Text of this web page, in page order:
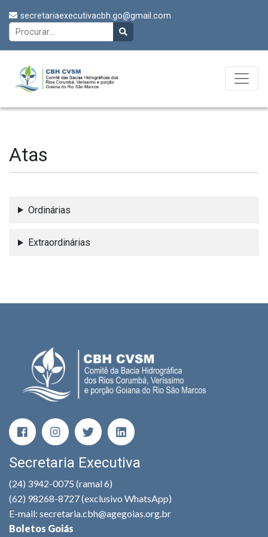
secretariaexecutivacbh.go@gmail.com
Atas
Ordinárias
Extraordinárias
Secretaria Executiva
(24) 3942-0075 (ramal 6)
(62) 98268-8727 (exclusivo WhatsApp)
E-mail: secretaria.cbh@agegoias.org.br
Boletos Goiás